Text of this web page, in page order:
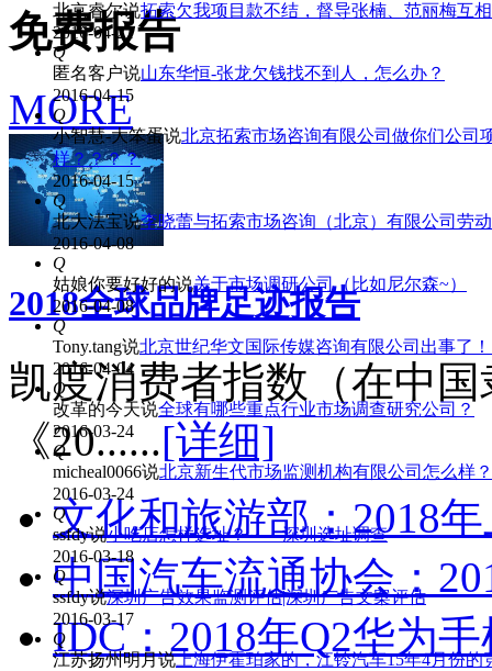
北京睿尔说拓索欠我项目款不结，督导张楠、范丽梅互
2016-04-21
Q
匿名客户说山东华恒-张龙欠钱找不到人，怎么办？
2016-04-15
Q
小智慧-大笨蛋说北京拓索市场咨询有限公司做你们公司
样？？？？
2016-04-15
Q
北大法宝说李晓蕾与拓索市场咨询（北京）有限公司劳
2016-04-08
Q
姑娘你要好好的说关于市场调研公司（比如尼尔森~）
2016-04-08
Q
Tony.tang说北京世纪华文国际传媒咨询有限公司出事了
2016-04-04
Q
改革的今天说全球有哪些重点行业市场调查研究公司？
2016-03-24
Q
micheal0066说北京新生代市场监测机构有限公司怎么样？
2016-03-24
Q
ssfdy说小吃店怎样选址？——深圳选址调查
2016-03-18
Q
ssfdy说深圳广告效果监测评估|深圳广告文案评估
2016-03-17
Q
江苏扬州明月说上海伊霍珀家的，江铃汽车15年4月份的
免费报告
MORE
2018全球品牌足迹报告
凯度消费者指数（在中
《20......[详细]
文化和旅游部：2018
中国汽车流通协会：
IDC：2018年Q2华为